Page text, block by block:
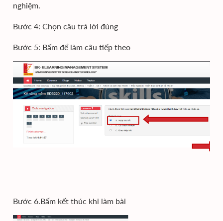
nghiệm.
Bước 4: Chọn câu trả lời đúng
Bước 5: Bấm để làm câu tiếp theo
Bước 6.Bấm kết thúc khi làm bài